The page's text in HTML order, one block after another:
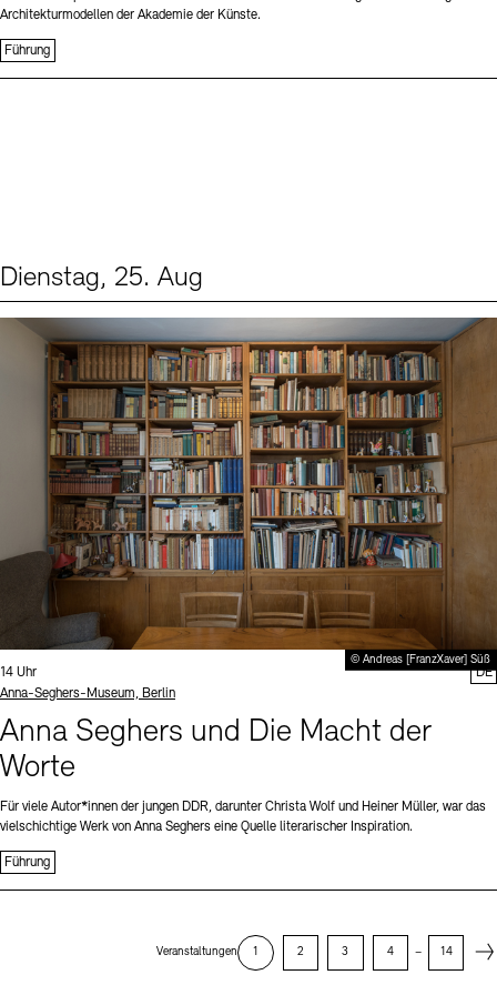
Architekturmodellen der Akademie der Künste.
Führung
Dienstag, 25. Aug
© Andreas [FranzXaver] Süß
Uhrzeit:
14 Uhr
Standort
Anna-Seghers-Museum, Berlin
Anna Seghers und Die Macht der
Worte
Für viele Autor*innen der jungen DDR, darunter Christa Wolf und Heiner Müller, war das
vielschichtige Werk von Anna Seghers eine Quelle literarischer Inspiration.
Führung
DE
Veranstaltungen 1 2 3 4 – 14